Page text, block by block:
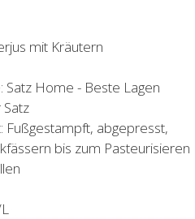
mit Kräutern
Satz Home - Beste Lagen
Fußgestampft, abgepresst,
bis zum Pasteurisieren